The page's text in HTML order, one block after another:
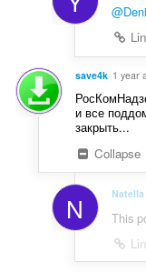
save4k 1 year
и все
закрыть...
Collapse
N Natella
This